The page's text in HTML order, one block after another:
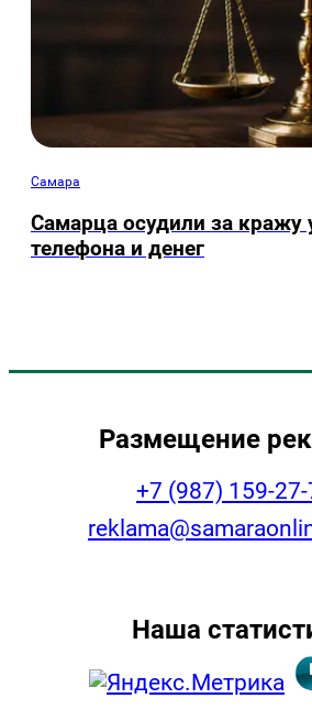
Самара
Самарца осудили за кражу
телефона и денег
Размещение
+7 (987) 159-
Наша